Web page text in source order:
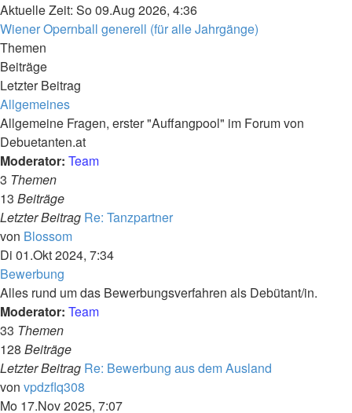
Suche
Aktuelle Zeit: So 09.Aug 2026, 4:36
Wiener Opernball generell (für alle Jahrgänge)
Themen
Beiträge
Letzter Beitrag
Allgemeines
Allgemeine Fragen, erster "Auffangpool" im Forum von
Debuetanten.at
Moderator: Team
3 Themen
13 Beiträge
Letzter Beitrag Re: Tanzpartner
von BlossomNeuester
Beitrag
Di 01.Okt 2024, 7:34
Bewerbung
Alles rund um das Bewerbungsverfahren als Debütant/in.
Moderator: Team
33 Themen
128 Beiträge
Letzter Beitrag Re: Bewerbung aus dem Ausland
von vpdzflq308
Beitrag
Mo 17.Nov 2025, 7:07